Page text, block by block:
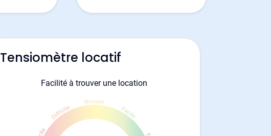
Tensiomètre locatif
Facilité à trouver une location